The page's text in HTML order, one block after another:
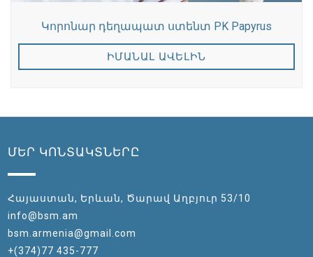
Կորոնար դեղապատ ստենտ PK Papyrus
ԻՄԱՆԱԼ ԱՎԵԼԻՆ
ՄԵՐ ԿՈՆՏԱԿՏՆԵՐԸ
Հայաստան, Երևան, Ծարավ Աղբյուր 53/10
info@bsm.am
bsm.armenia@gmail.com
+(374)77 435-777